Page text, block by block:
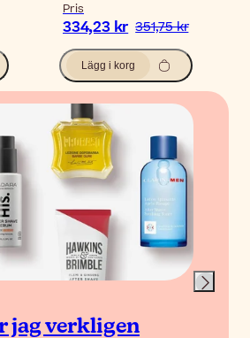
Pris
334,23 kr 351,75 kr
Lägg i korg
jag verkligen